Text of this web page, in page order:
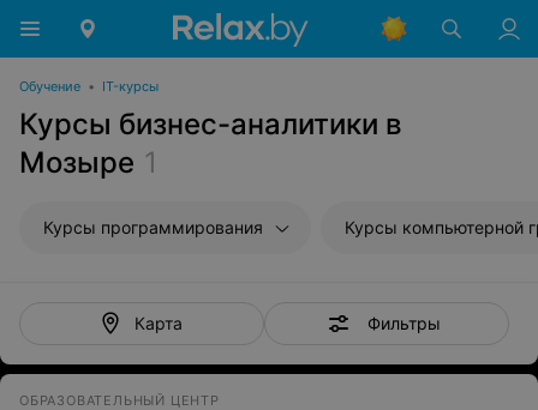
Обучение • IT-курсы
Курсы бизнес-аналитики в
Мозыре 1
Курсы программирования Курсы компьютерной
Карта Фильтры
ОБРАЗОВАТЕЛЬНЫЙ ЦЕНТР